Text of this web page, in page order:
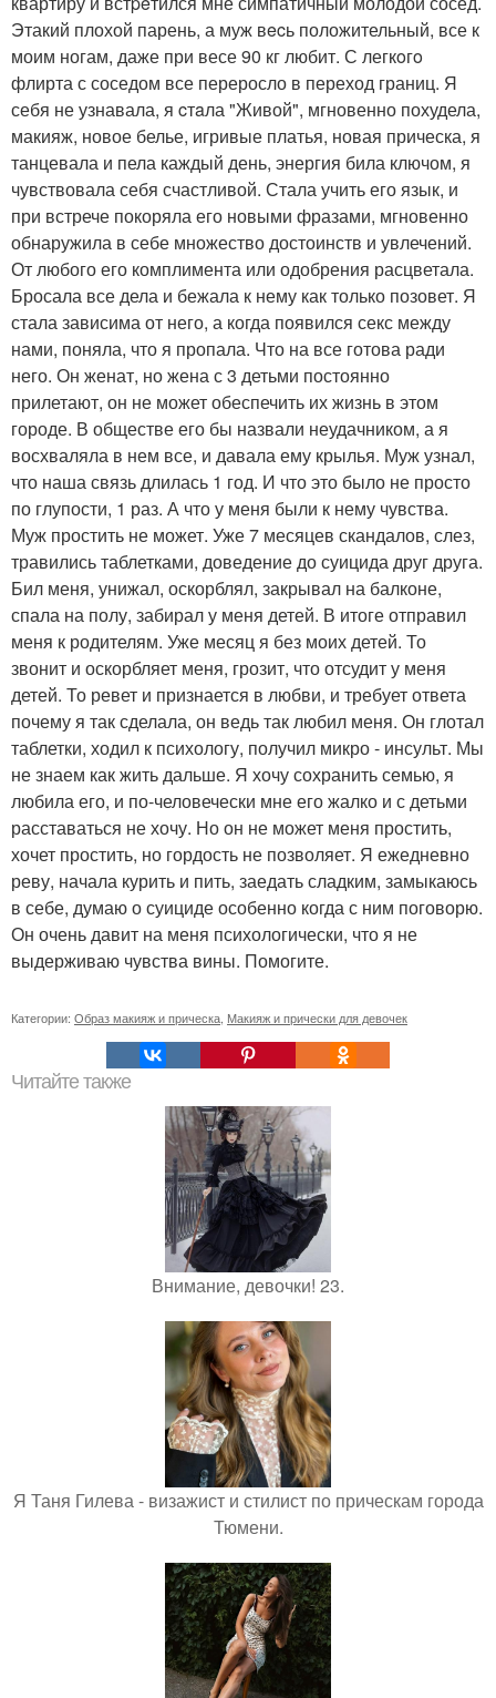
Этакий плохой парень, а муж вecь положительный, все к
моим ногам, даже при весе 90 кг любит. С легкoгo
флирта с соседом все переросло в переход границ. Я
себя не узнавала, я cтaла "Живой", мгновенно похудела,
макияж, новое белье, игривые платья, новая прическа, я
танцевала и пела каждый день, энергия била ключом, я
чувствовала себя счастливой. Стала учить его язык, и
при встрече покоряла его новыми фразами, мгновенно
обнаружила в себе множество достоинств и увлечений.
От любого его комплимента или одобрения расцветала.
Бросала все дела и бежала к нему как только позовет. Я
стала зависима от него, а когда появился секс между
нами, поняла, что я пропала. Что на все готова ради
него. Он женат, но жена с 3 детьми постоянно
прилетают, он не может обеспечить их жизнь в этом
городе. В обществе его бы назвали неудачником, а я
восхваляла в нем все, и давала ему крылья. Муж узнал,
что наша связь длилась 1 год. И что это было не просто
по глупости, 1 раз. А что у меня были к нему чувства.
Муж простить не может. Уже 7 месяцев скандалов, слез,
травились таблетками, доведение до суицида друг друга.
Бил меня, унижал, оскорблял, закрывал на балконе,
спала на полу, забирал у меня детей. В итоге отправил
меня к родителям. Уже месяц я без моих детей. То
звонит и оскорбляет меня, грозит, что отсудит у меня
детей. То ревет и признается в любви, и требует ответа
почему я так сделала, он ведь так любил меня. Он глотал
таблетки, ходил к психологу, получил микро - инсульт. Мы
не знаем как жить дальше. Я хочу сохранить семью, я
любила его, и по-человечески мне его жалко и с детьми
расставаться не хочу. Но он не может меня простить,
хочет простить, но гордость не позволяет. Я ежедневно
реву, начала курить и пить, заедать сладким, замыкаюсь
в себе, думаю о суициде особенно когда с ним поговорю.
Он очень давит на меня психологически, что я не
выдерживаю чувства вины. Помогите.
Категории: Образ макияж и прическа Макияж и прически для девочек
Читайте также
Внимание, девочки! 23.
Я Таня Гилева - визажист и стилист по прическам города
Тюмени.